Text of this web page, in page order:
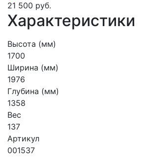
21 500 руб.
Характеристики
Высота (мм)
1700
Ширина (мм)
1976
Глубина (мм)
1358
Вес
137
Артикул
001537